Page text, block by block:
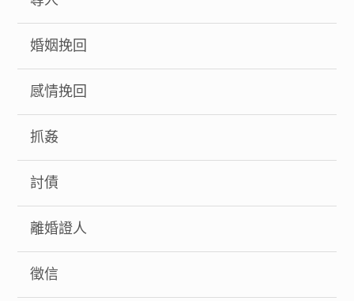
婚姻挽回
感情挽回
抓姦
討債
離婚證人
徵信